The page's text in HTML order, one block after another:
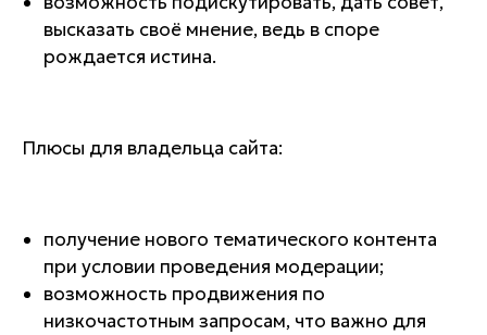
высказать своё мнение, ведь в споре
рождается истина.
Плюсы для владельца сайта:
получение нового тематического контента
при условии проведения модерации;
возможность продвижения по
низкочастотным запросам, что важно для